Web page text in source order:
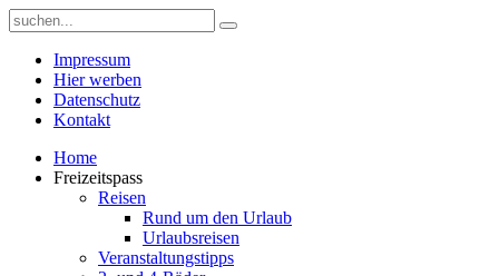
Impressum
Hier werben
Datenschutz
Kontakt
Home
Freizeitspass
Reisen
Rund um den Urlaub
Urlaubsreisen
Veranstaltungstipps